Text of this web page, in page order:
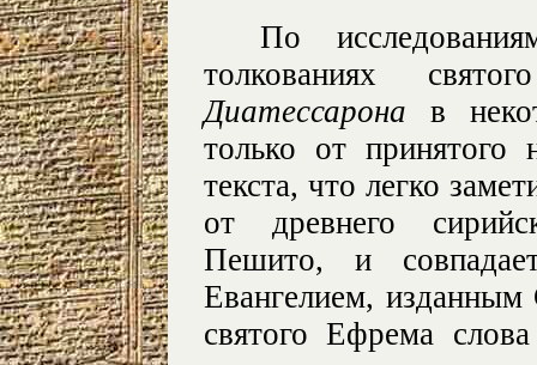
По
толкованиях
Диатессарона в
только от принятого
текста, что легко
от древнего
Пешито, и
Евангелием, изданным
святого Ефрема